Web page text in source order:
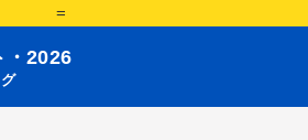
=
・2026